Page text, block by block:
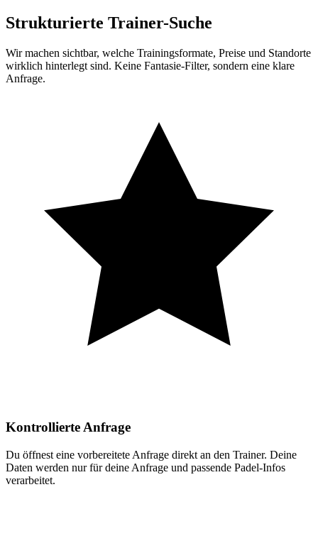
Strukturierte Trainer-Suche
Wir machen sichtbar, welche Trainingsformate, Preise und Standorte
wirklich hinterlegt sind. Keine Fantasie-Filter, sondern eine klare
Anfrage.
Kontrollierte Anfrage
Du öffnest eine vorbereitete Anfrage direkt an den Trainer. Deine
Daten werden nur für deine Anfrage und passende Padel-Infos
verarbeitet.